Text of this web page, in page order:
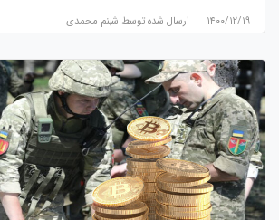
۱۴۰۰/۱۲/۱۹ ارسال شده توسط شبنم محمدی